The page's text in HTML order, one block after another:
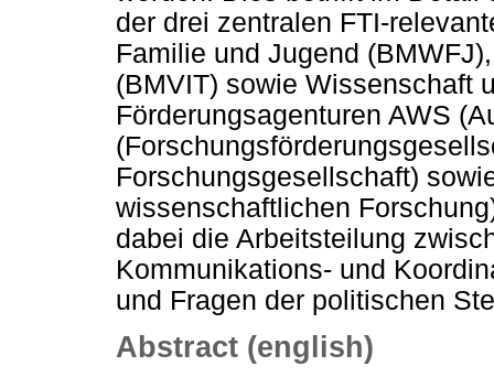
der drei zentralen FTI-
Familie und Jugend
(BMVIT) sowie Wissenschaft
Förderungsagenturen AWS
Forschungsgesellschaft)
wissenschaftlichen
dabei die Arbeitsteilung
Kommunikations- und
und Fragen der politischen
Abstract (english)